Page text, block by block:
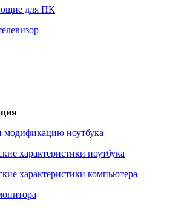
для ПК
модификацию ноутбука
характеристики ноутбука
характеристики компьютера